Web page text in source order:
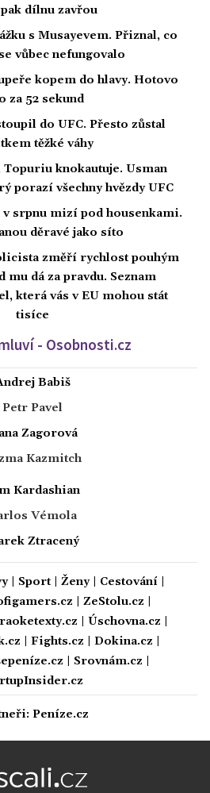
dílnu zavřou
s Musayevem. Přiznal, co
vůbec nefungovalo
kopem do hlavy. Hotovo
za 52 sekund
do UFC. Přesto zůstal
těžké váhy
knokautuje. Usman
porazí všechny hvězdy UFC
srpnu mizí pod housenkami.
děravé jako síto
změří rychlost pouhým
mu dá za pravdu. Seznam
která vás v EU mohou stát
tisíce
- Osobnosti.cz
Babiš
Petr Pavel
Zagorová
Kazmitch
Kardashian
Vémola
Ztracený
| Sport| Ženy| Cestování|
ZeStolu.cz
Úschovna.cz
Fights.cz Dokina.cz
Srovnám.cz
Peníze.cz